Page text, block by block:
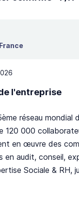
France
l'entreprise
réseau mondial
120 000
en œuvre des
en audit, conseil,
Sociale & RH,